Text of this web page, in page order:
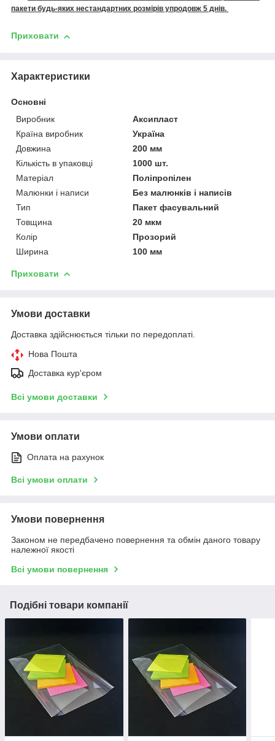
пакети будь-яких нестандартних розмірів упродовж 5 днів.
Приховати
Характеристики
Основні
Виробник
Аксипласт
Країна виробник
Україна
Довжина
200 мм
Кількість в упаковці
1000 шт.
Матеріал
Поліпропілен
Малюнки і написи
Без малюнків і написів
Тип
Пакет фасувальний
Товщина
20 мкм
Колір
Прозорий
Ширина
100 мм
Приховати
Умови доставки
Доставка здійснюється тільки по передоплаті.
Нова Пошта
Доставка кур'єром
Всі умови доставки
Умови оплати
Оплата на рахунок
Всі умови оплати
Умови повернення
Законом не передбачено повернення та обмін даного товару
належної якості
Всі умови повернення
Подібні товари компанії